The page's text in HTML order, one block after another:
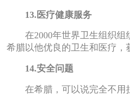
13.医疗健康服务
在2000年世界卫生组织组
希腊以他优良的卫生和医疗，
14.安全问题
在希腊，可以说完全不用